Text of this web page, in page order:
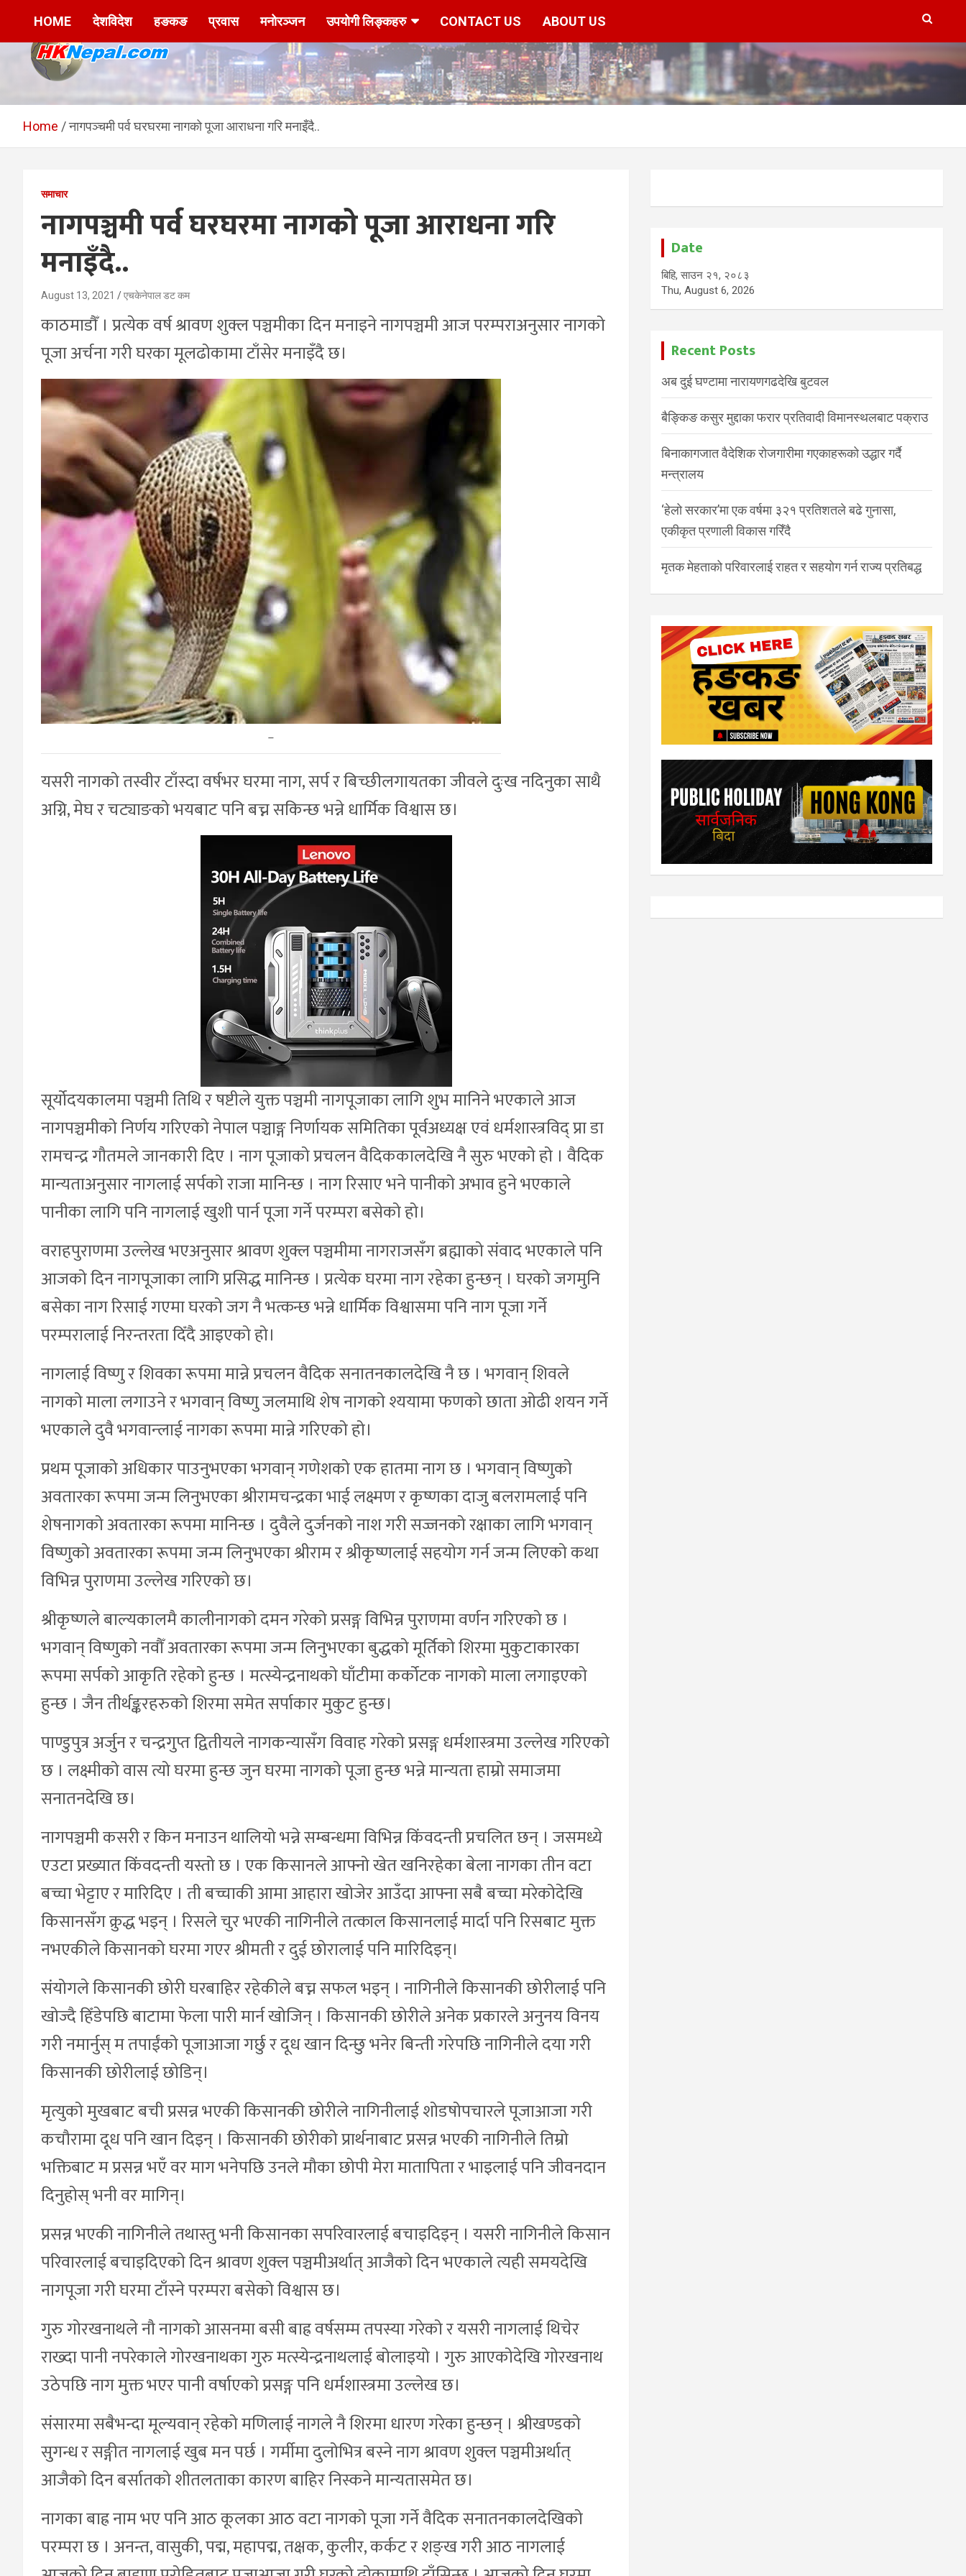
HKNepal.com –
हङकङबाट सञ्चालित पहिलो
hknepal, hknepal.com, hk nepal, hk nepal com
HOME देशविदेश हङकङ प्रवास मनोरञ्जन उपयोगी लिङ्कहरु CONTACT US ABOUT US
Home नागपञ्चमी पर्व घरघरमा नागको पूजा आराधना गरि मनाइँदै..
समाचार
नागपञ्चमी पर्व घरघरमा नागको पूजा आराधना गरि
मनाइँदै..
August 13, 2021 एचकेनेपाल डट कम
काठमाडौँ । प्रत्येक वर्ष श्रावण शुक्ल पञ्चमीका दिन मनाइने नागपञ्चमी आज परम्पराअनुसार नागको
पूजा अर्चना गरी घरका मूलढोकामा टाँसेर मनाइँदै छ।
–
यसरी नागको तस्वीर टाँस्दा वर्षभर घरमा नाग, सर्प र बिच्छीलगायतका जीवले दुःख नदिनुका साथै
अग्नि, मेघ र चट्याङको भयबाट पनि बच्न सकिन्छ भन्ने धार्मिक विश्वास छ।
सूर्योदयकालमा पञ्चमी तिथि र षष्टीले युक्त पञ्चमी नागपूजाका लागि शुभ मानिने भएकाले आज
नागपञ्चमीको निर्णय गरिएको नेपाल पञ्चाङ्ग निर्णायक समितिका पूर्वअध्यक्ष एवं धर्मशास्त्रविद् प्रा डा
रामचन्द्र गौतमले जानकारी दिए । नाग पूजाको प्रचलन वैदिककालदेखि नै सुरु भएको हो । वैदिक
मान्यताअनुसार नागलाई सर्पको राजा मानिन्छ । नाग रिसाए भने पानीको अभाव हुने भएकाले
पानीका लागि पनि नागलाई खुशी पार्न पूजा गर्ने परम्परा बसेको हो।
वराहपुराणमा उल्लेख भएअनुसार श्रावण शुक्ल पञ्चमीमा नागराजसँग ब्रह्माको संवाद भएकाले पनि
आजको दिन नागपूजाका लागि प्रसिद्ध मानिन्छ । प्रत्येक घरमा नाग रहेका हुन्छन् । घरको जगमुनि
बसेका नाग रिसाई गएमा घरको जग नै भत्कन्छ भन्ने धार्मिक विश्वासमा पनि नाग पूजा गर्ने
परम्परालाई निरन्तरता दिँदै आइएको हो।
नागलाई विष्णु र शिवका रूपमा मान्ने प्रचलन वैदिक सनातनकालदेखि नै छ । भगवान् शिवले
नागको माला लगाउने र भगवान् विष्णु जलमाथि शेष नागको श्ययामा फणको छाता ओढी शयन गर्ने
भएकाले दुवै भगवान्लाई नागका रूपमा मान्ने गरिएको हो।
प्रथम पूजाको अधिकार पाउनुभएका भगवान् गणेशको एक हातमा नाग छ । भगवान् विष्णुको
अवतारका रूपमा जन्म लिनुभएका श्रीरामचन्द्रका भाई लक्ष्मण र कृष्णका दाजु बलरामलाई पनि
शेषनागको अवतारका रूपमा मानिन्छ । दुवैले दुर्जनको नाश गरी सज्जनको रक्षाका लागि भगवान्
विष्णुको अवतारका रूपमा जन्म लिनुभएका श्रीराम र श्रीकृष्णलाई सहयोग गर्न जन्म लिएको कथा
विभिन्न पुराणमा उल्लेख गरिएको छ।
श्रीकृष्णले बाल्यकालमै कालीनागको दमन गरेको प्रसङ्ग विभिन्न पुराणमा वर्णन गरिएको छ ।
भगवान् विष्णुको नवौँ अवतारका रूपमा जन्म लिनुभएका बुद्धको मूर्तिको शिरमा मुकुटाकारका
रूपमा सर्पको आकृति रहेको हुन्छ । मत्स्येन्द्रनाथको घाँटीमा कर्कोटक नागको माला लगाइएको
हुन्छ । जैन तीर्थङ्करहरुको शिरमा समेत सर्पाकार मुकुट हुन्छ।
पाण्डुपुत्र अर्जुन र चन्द्रगुप्त द्वितीयले नागकन्यासँग विवाह गरेको प्रसङ्ग धर्मशास्त्रमा उल्लेख गरिएको
छ । लक्ष्मीको वास त्यो घरमा हुन्छ जुन घरमा नागको पूजा हुन्छ भन्ने मान्यता हाम्रो समाजमा
सनातनदेखि छ।
नागपञ्चमी कसरी र किन मनाउन थालियो भन्ने सम्बन्धमा विभिन्न किंवदन्ती प्रचलित छन् । जसमध्ये
एउटा प्रख्यात किंवदन्ती यस्तो छ । एक किसानले आफ्नो खेत खनिरहेका बेला नागका तीन वटा
बच्चा भेट्टाए र मारिदिए । ती बच्चाकी आमा आहारा खोजेर आउँदा आफ्ना सबै बच्चा मरेकोदेखि
किसानसँग क्रुद्ध भइन् । रिसले चुर भएकी नागिनीले तत्काल किसानलाई मार्दा पनि रिसबाट मुक्त
नभएकीले किसानको घरमा गएर श्रीमती र दुई छोरालाई पनि मारिदिइन्।
संयोगले किसानकी छोरी घरबाहिर रहेकीले बच्न सफल भइन् । नागिनीले किसानकी छोरीलाई पनि
खोज्दै हिँडेपछि बाटामा फेला पारी मार्न खोजिन् । किसानकी छोरीले अनेक प्रकारले अनुनय विनय
गरी नमार्नुस् म तपाईंको पूजाआजा गर्छु र दूध खान दिन्छु भनेर बिन्ती गरेपछि नागिनीले दया गरी
किसानकी छोरीलाई छोडिन्।
मृत्युको मुखबाट बची प्रसन्न भएकी किसानकी छोरीले नागिनीलाई शोडषोपचारले पूजाआजा गरी
कचौरामा दूध पनि खान दिइन् । किसानकी छोरीको प्रार्थनाबाट प्रसन्न भएकी नागिनीले तिम्रो
भक्तिबाट म प्रसन्न भएँ वर माग भनेपछि उनले मौका छोपी मेरा मातापिता र भाइलाई पनि जीवनदान
दिनुहोस् भनी वर मागिन्।
प्रसन्न भएकी नागिनीले तथास्तु भनी किसानका सपरिवारलाई बचाइदिइन् । यसरी नागिनीले किसान
परिवारलाई बचाइदिएको दिन श्रावण शुक्ल पञ्चमीअर्थात् आजैको दिन भएकाले त्यही समयदेखि
नागपूजा गरी घरमा टाँस्ने परम्परा बसेको विश्वास छ।
गुरु गोरखनाथले नौ नागको आसनमा बसी बाह्र वर्षसम्म तपस्या गरेको र यसरी नागलाई थिचेर
राख्दा पानी नपरेकाले गोरखनाथका गुरु मत्स्येन्द्रनाथलाई बोलाइयो । गुरु आएकोदेखि गोरखनाथ
उठेपछि नाग मुक्त भएर पानी वर्षाएको प्रसङ्ग पनि धर्मशास्त्रमा उल्लेख छ।
संसारमा सबैभन्दा मूल्यवान् रहेको मणिलाई नागले नै शिरमा धारण गरेका हुन्छन् । श्रीखण्डको
सुगन्ध र सङ्गीत नागलाई खुब मन पर्छ । गर्मीमा दुलोभित्र बस्ने नाग श्रावण शुक्ल पञ्चमीअर्थात्
आजैको दिन बर्सातको शीतलताका कारण बाहिर निस्कने मान्यतासमेत छ।
नागका बाह्र नाम भए पनि आठ कूलका आठ वटा नागको पूजा गर्ने वैदिक सनातनकालदेखिको
परम्परा छ । अनन्त, वासुकी, पद्म, महापद्म, तक्षक, कुलीर, कर्कट र शङ्ख गरी आठ नागलाई
Date
बिहि, साउन २१, २०८३
Thu, August 6, 2026
Recent Posts
अब दुई घण्टामा नारायणगढदेखि बुटवल
बैङ्किङ कसुर मुद्दाका फरार प्रतिवादी विमानस्थलबाट पक्राउ
बिनाकागजात वैदेशिक रोजगारीमा गएकाहरूको उद्धार गर्दै
मन्त्रालय
‘हेलो सरकार’मा एक वर्षमा ३२१ प्रतिशतले बढे गुनासा,
एकीकृत प्रणाली विकास गरिँदै
मृतक मेहताको परिवारलाई राहत र सहयोग गर्न राज्य प्रतिबद्ध